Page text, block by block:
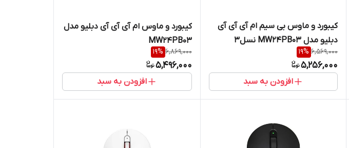
کیبورد و ماوس بی سیم ام آی آی آی
دبلیو مدل MW24PB03 نسل3
6,569,000
19%
5,256,000
افزودن به سبد
کیبورد و ماوس ام آی آی آی دبلیو مدل
MW24PB03
6,869,000
19%
5,496,000
افزودن به سبد